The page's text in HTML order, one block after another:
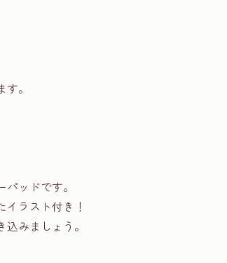
。
ッドです。
ラスト付き！
みましょう。